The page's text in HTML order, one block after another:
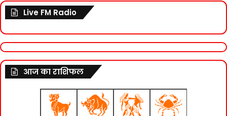
Live FM Radio
आज का राशिफल